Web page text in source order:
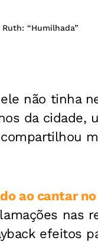
“Humilhada”
não tinha
da cidade,
ao cantar
nas
efeitos